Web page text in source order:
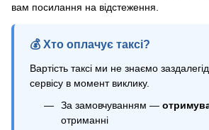
вам посилання на відстеження.
💰 Хто оплачує таксі?
Вартість таксі ми не знаємо
сервісу в момент виклику.
За замовчуванням —
отриманні